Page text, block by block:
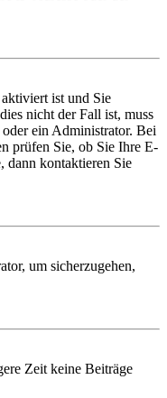
aktiviert ist und Sie
nicht der Fall ist, muss
ein Administrator. Bei
prüfen Sie, ob Sie Ihre E-
dann kontaktieren Sie
um sicherzugehen,
Zeit keine Beiträge